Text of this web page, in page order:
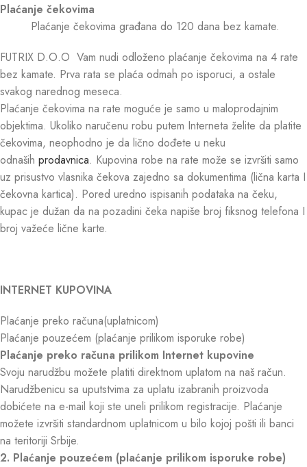
Plaćanje čekovima
Plaćanje čekovima građana do 120 dana bez kamate.
FUTRIX D.O.O Vam nudi odloženo plaćanje čekovima na 4 rate
bez kamate. Prva rata se plaća odmah po isporuci, a ostale
svakog narednog meseca.
Plaćanje čekovima na rate moguće je samo u maloprodajnim
objektima. Ukoliko naručenu robu putem Interneta želite da platite
čekovima, neophodno je da lično dođete u neku
odnaših prodavnica. Kupovina robe na rate može se izvršiti samo
uz prisustvo vlasnika čekova zajedno sa dokumentima (lična karta I
čekovna kartica). Pored uredno ispisanih podataka na čeku,
kupac je dužan da na pozadini čeka napiše broj fiksnog telefona I
broj važeće lične karte.
INTERNET KUPOVINA
Plaćanje preko računa(uplatnicom)
Plaćanje pouzećem (plaćanje prilikom isporuke robe)
Plaćanje preko računa prilikom Internet kupovine
Svoju narudžbu možete platiti direktnom uplatom na naš račun.
Narudžbenicu sa uputstvima za uplatu izabranih proizvoda
dobićete na e-mail koji ste uneli prilikom registracije. Plaćanje
možete izvršiti standardnom uplatnicom u bilo kojoj pošti ili banci
na teritoriji Srbije.
2. Plaćanje pouzećem (plaćanje prilikom isporuke robe)